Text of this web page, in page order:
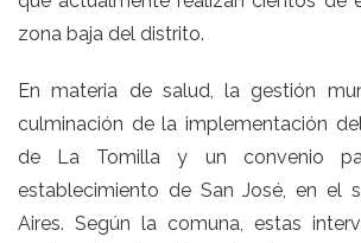
zona baja del distrito.
En materia de salud, la gestión
culminación de la implementación
de La Tomilla y un convenio
establecimiento de San José, en el
Aires. Según la comuna, estas